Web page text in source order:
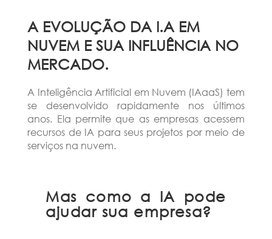
A EVOLUÇÃO DA I.A EM
NUVEM E SUA INFLUÊNCIA NO
MERCADO.
A Inteligência Artificial em Nuvem (IAaaS) tem
se desenvolvido rapidamente nos últimos
anos. Ela permite que as empresas acessem
recursos de IA para seus projetos por meio de
serviços na nuvem.
Mas como a IA pode
ajudar sua empresa?